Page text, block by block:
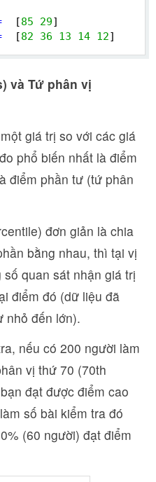
[85 29]
[82 36 13 14 12]
và Tứ phân vị
giá trị so với các giá
phổ biến nhất là điểm
điểm phần tư (tứ phân
đơn giản là chia
bằng nhau, thì tại vị
quan sát nhận giá trị
điểm đó (dữ liệu đã
nhỏ đến lớn).
nếu có 200 người làm
vị thứ 70 (70th
đạt được điểm cao
số bài kiểm tra đó
(60 người) đạt điểm